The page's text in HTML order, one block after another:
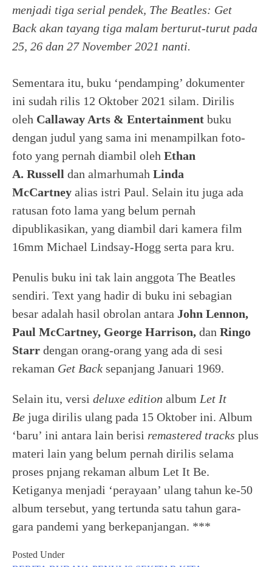
menjadi tiga serial pendek, The Beatles: Get
Back akan tayang tiga malam berturut-turut pada
25, 26 dan 27 November 2021 nanti.
Sementara itu, buku ‘pendamping’ dokumenter
ini sudah rilis 12 Oktober 2021 silam. Dirilis
oleh Callaway Arts & Entertainment buku
dengan judul yang sama ini menampilkan foto-
foto yang pernah diambil oleh Ethan
A. Russell dan almarhumah Linda
McCartney alias istri Paul. Selain itu juga ada
ratusan foto lama yang belum pernah
dipublikasikan, yang diambil dari kamera film
16mm Michael Lindsay-Hogg serta para kru.
Penulis buku ini tak lain anggota The Beatles
sendiri. Text yang hadir di buku ini sebagian
besar adalah hasil obrolan antara John Lennon,
Paul McCartney, George Harrison, dan Ringo
Starr dengan orang-orang yang ada di sesi
rekaman Get Back sepanjang Januari 1969.
Selain itu, versi deluxe edition album Let It
Be juga dirilis ulang pada 15 Oktober ini. Album
‘baru’ ini antara lain berisi remastered tracks plus
materi lain yang belum pernah dirilis selama
proses pnjang rekaman album Let It Be.
Ketiganya menjadi ‘perayaan’ ulang tahun ke-50
album tersebut, yang tertunda satu tahun gara-
gara pandemi yang berkepanjangan. ***
Posted Under